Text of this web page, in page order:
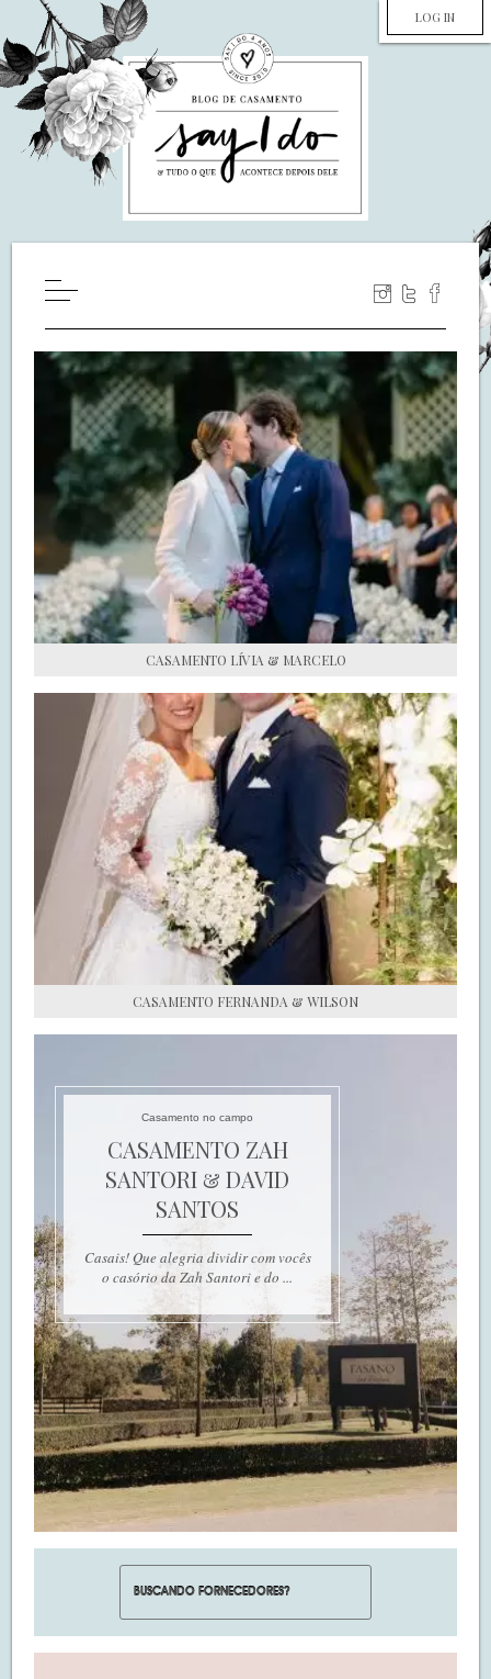
LOG IN
WILL YOU MARRY ME?
LUA DE MEL
COZINHA
DECORAÇÃO
DE NOIVA PRA NOIVA
S.O.S CASADAS
FALE COM O SAY I DO
CASAMENTO LÍVIA & MARCELO
CASAMENTO FERNANDA & WILSON
Casamento no campo
CASAMENTO ZAH
SANTORI & DAVID
SANTOS
Casais! Que alegria dividir com vocês
o casório da Zah Santori e do ...